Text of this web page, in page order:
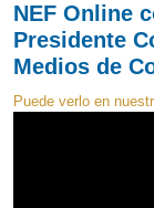
NEF Online
Presidente
Medios de
Puede verlo en